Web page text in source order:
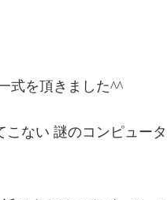
式を頂きました^^
ない 謎のコンピュータ